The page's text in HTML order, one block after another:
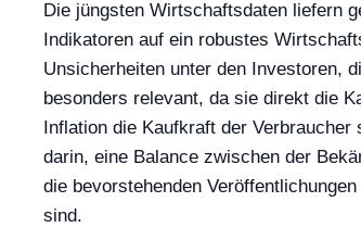
Die jüngsten Wirtschaftsdaten liefern
Indikatoren auf ein robustes
Unsicherheiten unter den Investoren,
besonders relevant, da sie direkt die
Inflation die Kaufkraft der
darin, eine Balance zwischen der
die bevorstehenden
sind.